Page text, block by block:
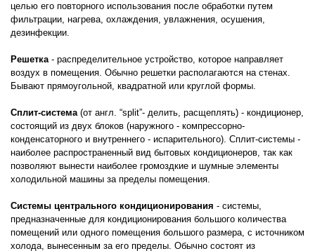
целью его повторного использования после обработки путем
фильтрации, нагрева, охлаждения, увлажнения, осушения,
дезинфекции.
Решетка- распределительное устройство, которое направляет
воздух в помещения. Обычно решетки располагаются на стенах.
Бывают прямоугольной, квадратной или круглой формы.
Сплит-система(от англ. “split”- делить, расщеплять) - кондиционер,
состоящий из двух блоков (наружного - компрессорно-
конденсаторного и внутреннего - испарительного). Сплит-системы -
наиболее распространенный вид бытовых кондиционеров, так как
позволяют вынести наиболее громоздкие и шумные элементы
холодильной машины за пределы помещения.
Системы центрального кондиционирования - системы,
предназначенные для кондиционирования большого количества
помещений или одного помещения большого размера, с источником
холода, вынесенным за его пределы. Обычно состоят из